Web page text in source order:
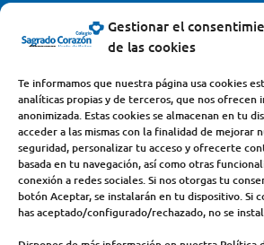
Gestionar el
de las cookies
Te informamos que nuestra página usa cookies
analíticas propias y de terceros, que nos ofrecen
anonimizada. Estas cookies se almacenan en tu
acceder a las mismas con la finalidad de mejorar
seguridad, personalizar tu acceso y ofrecerte
basada en tu navegación, así como otras
conexión a redes sociales. Si nos otorgas tu
botón Aceptar, se instalarán en tu dispositivo. Si
has aceptado/configurado/rechazado, no se
Colegio y Seminario Sagrado
Avda. Castilla y León, s/n – 34200 –
(Palencia) – Teléfono 979770649